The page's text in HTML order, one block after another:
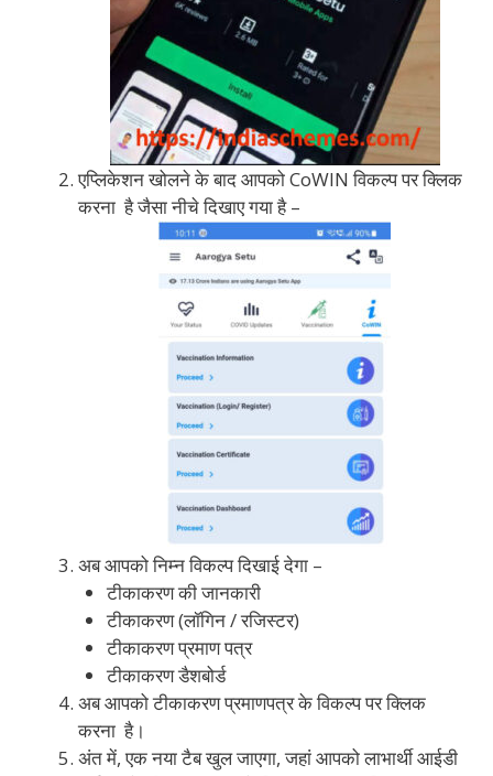
एप्लिकेशन खोलने के बाद आपको CoWIN विकल्प पर क्लिक
करना है जैसा नीचे दिखाए गया है –
अब आपको निम्न विकल्प दिखाई देगा –
टीकाकरण की जानकारी
टीकाकरण (लॉगिन / रजिस्टर)
टीकाकरण प्रमाण पत्र
टीकाकरण डैशबोर्ड
अब आपको टीकाकरण प्रमाणपत्र के विकल्प पर क्लिक
करना है।
अंत में, एक नया टैब खुल जाएगा, जहां आपको लाभार्थी आईडी